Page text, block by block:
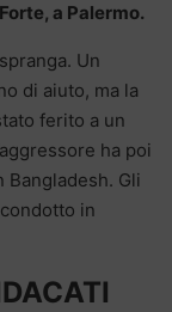
a Palermo.
Un
di aiuto, ma la
ferito a un
ha poi
Gli
in